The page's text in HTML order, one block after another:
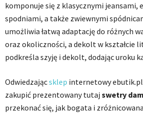
komponuje się z klasycznymi jeansami,
spodniami, a także zwiewnymi
umożliwia łatwą adaptację do różnych
oraz okoliczności, a dekolt w kształcie
podkreśla szyję i dekolt, dodając uroku
Odwiedzającsklep internetowy
zakupić prezentowany tutaj swetry
przekonać się, jak bogata i